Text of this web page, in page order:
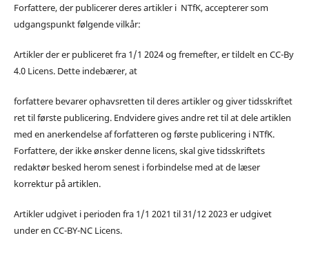
Forfattere, der publicerer deres artikler i NTfK, accepterer som
udgangspunkt følgende vilkår:
Artikler der er publiceret fra 1/1 2024 og fremefter, er tildelt en CC-By
4.0 Licens. Dette indebærer, at
forfattere bevarer ophavsretten til deres artikler og giver tidsskriftet
ret til første publicering. Endvidere gives andre ret til at dele artiklen
med en anerkendelse af forfatteren og første publicering i NTfK.
Forfattere, der ikke ønsker denne licens, skal give tidsskriftets
redaktør besked herom senest i forbindelse med at de læser
korrektur på artiklen.
Artikler udgivet i perioden fra 1/1 2021 til 31/12 2023 er udgivet
under en CC-BY-NC Licens.